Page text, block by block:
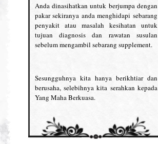
Anda dinasihatkan untuk berjumpa dengan
pakar sekiranya anda menghidapi sebarang
penyakit atau masalah kesihatan untuk
tujuan diagnosis dan rawatan susulan
sebelum mengambil sebarang supplement.
Sesungguhnya kita hanya berikhtiar dan
berusaha, selebihnya kita serahkan kepada
Yang Maha Berkuasa.